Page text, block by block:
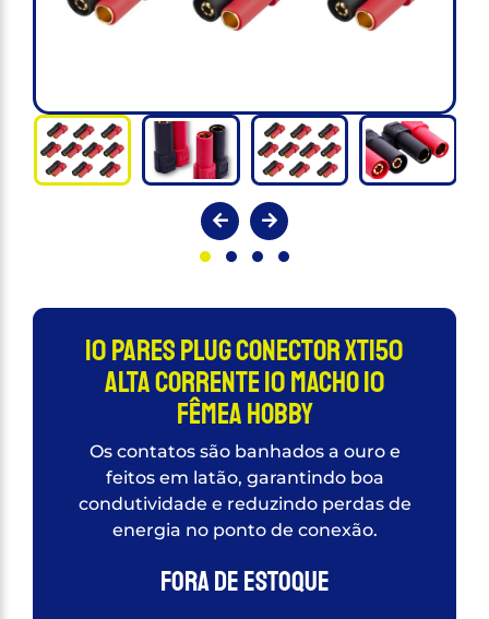
10 Pares Plug Conector XT150
Alta Corrente 10 Macho 10
Fêmea Hobby
Os contatos são banhados a ouro e
feitos em latão, garantindo boa
condutividade e reduzindo perdas de
energia no ponto de conexão.
Fora de estoque